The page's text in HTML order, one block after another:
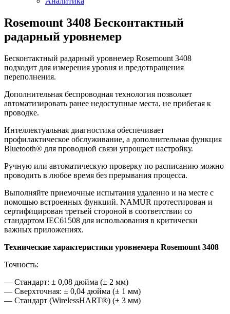
Rosemount 3408 Бесконтактный
радарный уровнемер
Бесконтактный радарный уровнемер Rosemount 3408
подходит для измерения уровня и предотвращения
переполнения.
Дополнительная беспроводная технология позволяет
автоматизировать ранее недоступные места, не прибегая к
проводке.
Интеллектуальная диагностика обеспечивает
профилактическое обслуживание, а дополнительная функция
Bluetooth® для проводной связи упрощает настройку.
Ручную или автоматическую проверку по расписанию можно
проводить в любое время без прерывания процесса.
Выполняйте приемочные испытания удаленно и на месте с
помощью встроенных функций. NAMUR протестирован и
сертифицирован третьей стороной в соответствии со
стандартом IEC61508 для использования в критически
важных приложениях.
Технические характеристики уровнемера Rosemount 3408
Точность:
— Стандарт: ± 0,08 дюйма (± 2 мм)
— Сверхточная: ± 0,04 дюйма (± 1 мм)
— Стандарт (WirelessHART®) (± 3 мм)